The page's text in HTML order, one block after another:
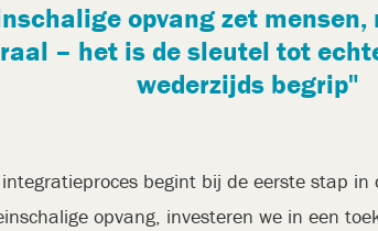
opvang zet
– het is de sleutel tot
wederzijds begrip"
integratieproces begint bij de eerste stap
opvang, investeren we in een